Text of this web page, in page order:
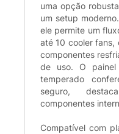
uma opção
um setup
ele permite um
até 10 cooler fans,
componentes
de uso. O
temperado
seguro,
componentes
Compatível com